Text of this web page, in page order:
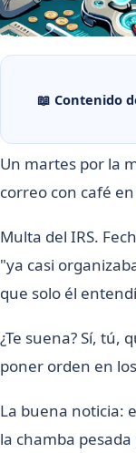
📖 Contenido
Un martes por la
correo con café
Multa del IRS.
"ya casi
que solo él
¿Te suena? Sí, tú,
poner orden en
La buena noticia:
la chamba